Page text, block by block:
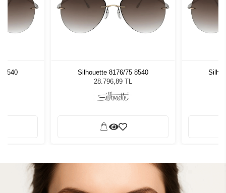
8540
Silhouette 8176/75 8540
28.796,89 TL